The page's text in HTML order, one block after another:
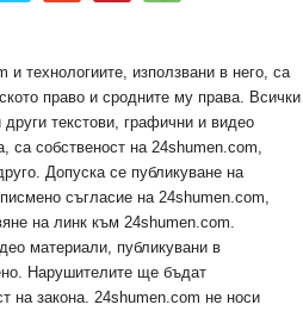
технологиите, използвани в него, са
право и сродните му права. Всички
текстови, графични и видео
са собственост на 24shumen.com,
Допуска се публикуване на
съгласие на 24shumen.com,
на линк към 24shumen.com.
материали, публикувани в
Нарушителите ще бъдат
на закона. 24shumen.com не носи